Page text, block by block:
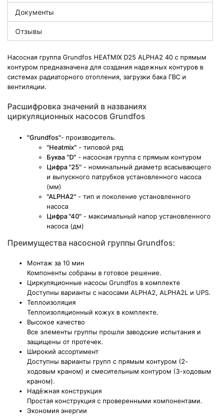
Документы
Отзывы
Насосная группа Grundfos HEATMIX D25 ALPHA2 40 с прямым
контуром предназначена для создания надежных контуров в
системах радиаторного отопления, загрузки бака ГВС и
вентиляции.
Расшифровка значений в названиях
циркуляционных насосов Grundfos
"Grundfos"- производитель.
"Heatmix" - типовой ряд
Буква "D" - насосная группа с прямым контуром
Цифра "25" - номинальный диаметр всасывающего
и выпускного патрубков установленного насоса
(мм)
"ALPHA2" - тип и поколение установленного
насоса
Цифра "40" - максимальный напор установленного
насоса (дм)
Преимущества насосной группы Grundfos:
Монтаж за 10 мин
Компоненты собраны в готовое решение.
Циркуляционные насосы Grundfos в комплекте
Доступны варианты с насосами ALPHA2, ALPHA2L и UPS.
Теплоизоляция
Теплоизоляционный кожух в комплекте.
Высокое качество
Все элементы группы прошли заводские испытания и
защищены от протечек.
Широкий ассортимент
Доступны варианты групп с прямым контуром (2-
ходовым краном) и смесительным контуром (3-ходовым
краном).
Надёжная конструкция
Простая конструкция с проверенными компонентами.
Экономия энергии